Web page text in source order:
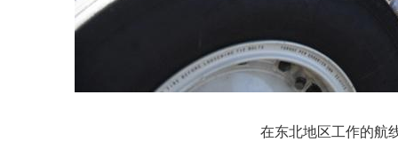
在东北地区工作的航线